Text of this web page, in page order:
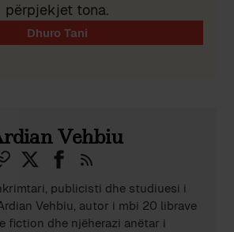
përpjekjet tona.
Vehbiu
publicisti dhe studiuesi i
Vehbiu, autor i mbi 20 librave
fiction dhe njëherazi anëtar i